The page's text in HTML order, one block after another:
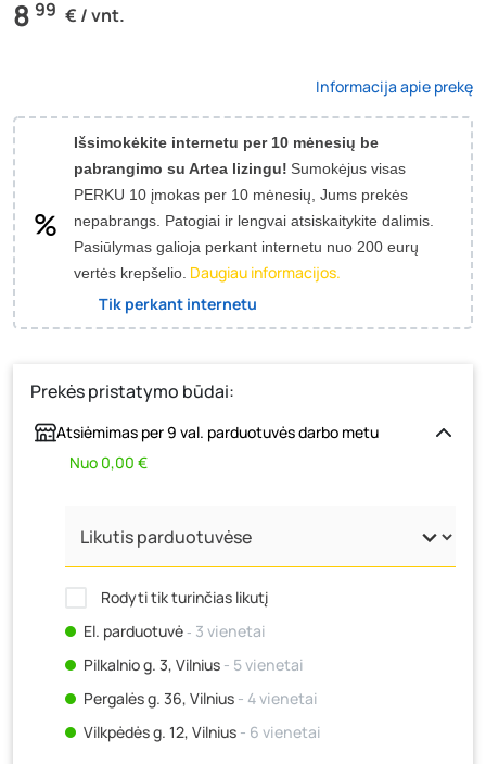
8 99 € / vnt.
Informacija apie prekę
Išsimokėkite internetu per 10 mėnesių be
pabrangimo su Artea lizingu! Sumokėjus visas
PERKU 10 įmokas per 10 mėnesių, Jums prekės
nepabrangs. Patogiai ir lengvai atsiskaitykite dalimis.
Pasiūlymas galioja perkant internetu nuo 200 eurų
vertės krepšelio. Daugiau informacijos.
Tik perkant internetu
Prekės pristatymo būdai:
Atsiėmimas per 9 val. parduotuvės darbo metu
Nuo 0,00 €
Rodyti tik turinčias likutį
El. parduotuvė‐ 3 vienetai
Pilkalnio g. 3, Vilnius - 5 vienetai
Pergalės g. 36, Vilnius - 4 vienetai
Vilkpėdės g. 12, Vilnius - 6 vienetai